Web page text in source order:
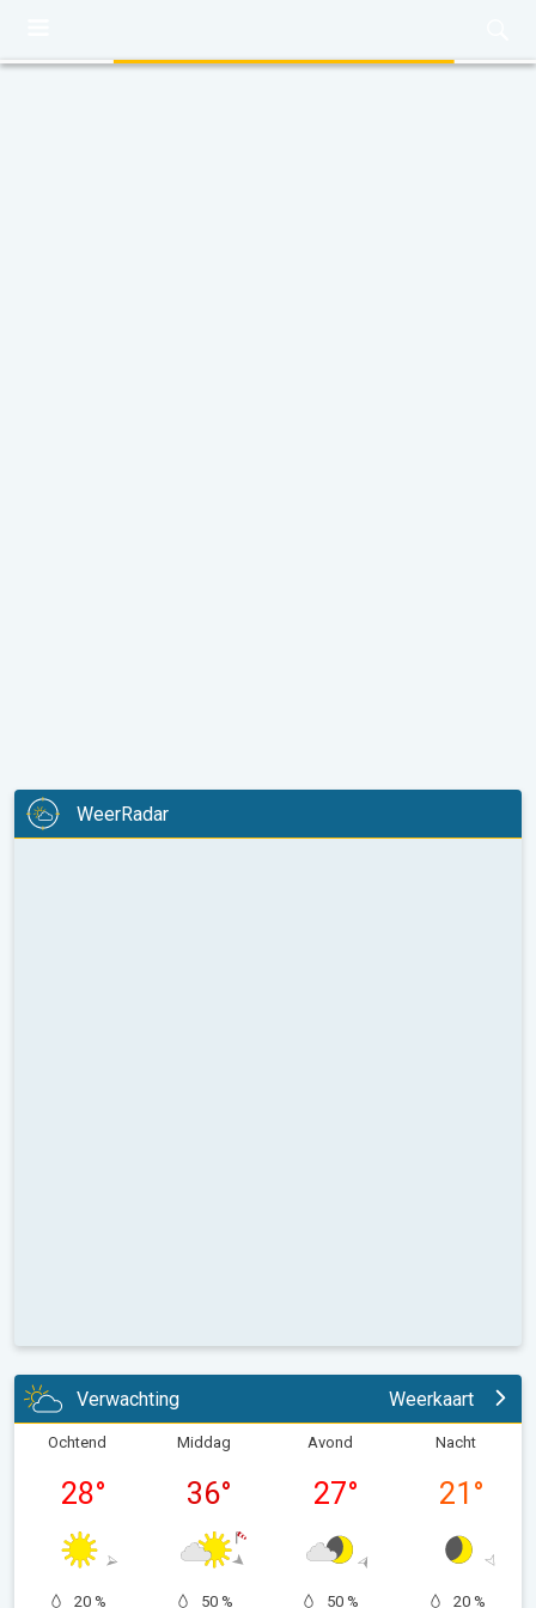
WeerRadar
Verwachting Weerkaart
Ochtend
28°
20 %
Middag
36°
50 %
Avond
27°
50 %
Nacht
21 °
20 %